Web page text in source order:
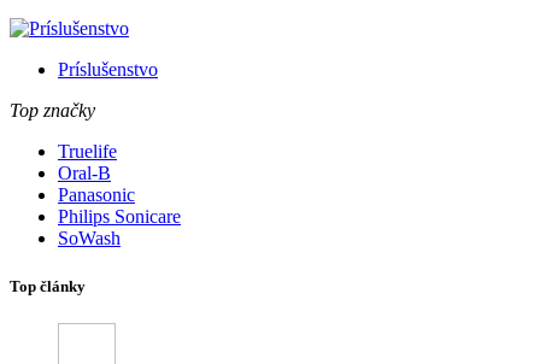
Príslušenstvo
Top značky
Truelife
Oral-B
Panasonic
Philips Sonicare
SoWash
Top články